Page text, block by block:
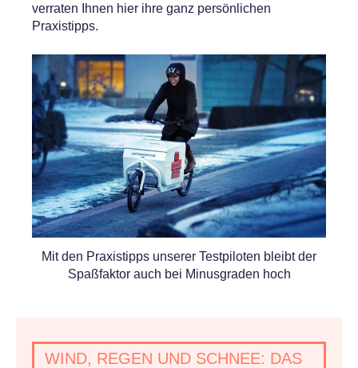
verraten Ihnen hier ihre ganz persönlichen
Praxistipps.
Mit den Praxistipps unserer Testpiloten bleibt der
Spaßfaktor auch bei Minusgraden hoch
WIND, REGEN UND SCHNEE: DAS